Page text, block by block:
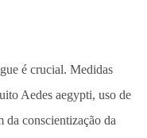
é crucial. Medidas
Aedes aegypti, uso de
da conscientização da